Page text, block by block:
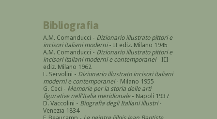
Bibliografia
A.M. Comanducci - Dizionario illustrato pittori e
incisori italiani moderni- II ediz. Milano 1945
A.M. Comanducci - Dizionario illustrato pittori e
incisori italiani moderni e contemporanei- III
ediz. Milano 1962
L. Servolini - Dizionario illustrato incisori italiani
moderni e contemporanei- Milano 1955
G. Ceci - Memorie per la storia delle arti
figurative nell'Italia meridionale - Napoli 1937
D. Vaccolini - Biografia degli Italiani illustri-
Venezia 1834